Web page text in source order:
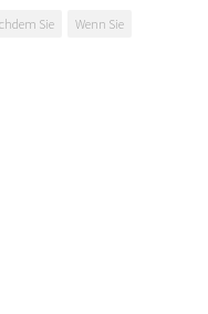
Sie Wenn Sie